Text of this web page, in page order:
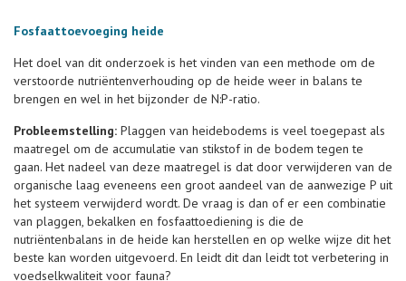
Fosfaattoevoeging heide
Het doel van dit onderzoek is het vinden van een methode om de
verstoorde nutriëntenverhouding op de heide weer in balans te
brengen en wel in het bijzonder de N:P-ratio.
Probleemstelling: Plaggen van heidebodems is veel toegepast als
maatregel om de accumulatie van stikstof in de bodem tegen te
gaan. Het nadeel van deze maatregel is dat door verwijderen van de
organische laag eveneens een groot aandeel van de aanwezige P uit
het systeem verwijderd wordt. De vraag is dan of er een combinatie
van plaggen, bekalken en fosfaattoediening is die de
nutriëntenbalans in de heide kan herstellen en op welke wijze dit het
beste kan worden uitgevoerd. En leidt dit dan leidt tot verbetering in
voedselkwaliteit voor fauna?